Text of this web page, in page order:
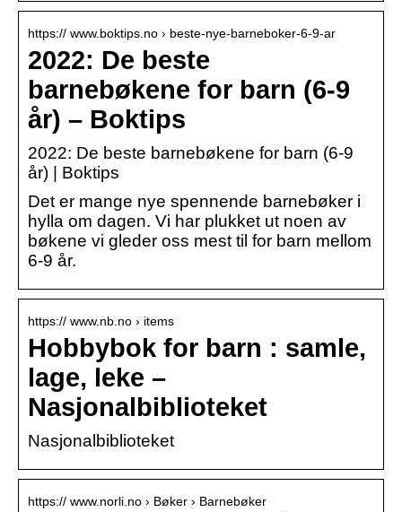
https:// www.boktips.no › beste-nye-barneboker-6-9-ar
2022: De beste
barnebøkene for barn (6-9
år) – Boktips
2022: De beste barnebøkene for barn (6-9
år) | Boktips
Det er mange nye spennende barnebøker i
hylla om dagen. Vi har plukket ut noen av
bøkene vi gleder oss mest til for barn mellom
6-9 år.
https:// www.nb.no › items
Hobbybok for barn : samle,
lage, leke –
Nasjonalbiblioteket
Nasjonalbiblioteket
https:// www.norli.no › Bøker › Barnebøker